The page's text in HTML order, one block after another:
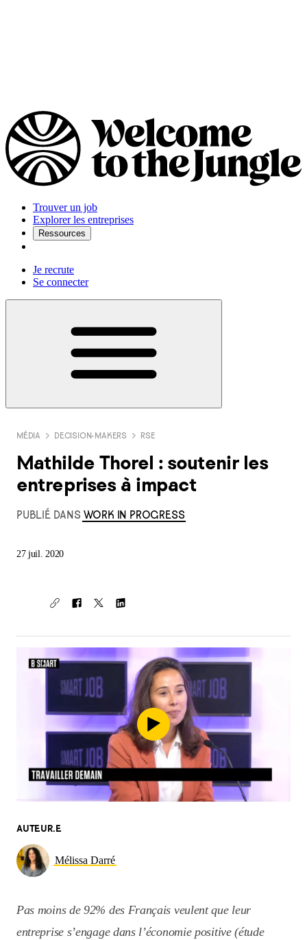
Trouver un job
Explorer les entreprises
Ressources
Je recrute
Se connecter
RSE
DECISION-MAKERS
MÉDIA
Mathilde Thorel : soutenir les
entreprises à impact
PUBLIÉ DANS WORK IN PROGRESS
27 juil. 2020
AUTEUR.E
Mélissa Darré
Pas moins de 92% des Français veulent que leur
entreprise s’engage dans l’économie positive (étude